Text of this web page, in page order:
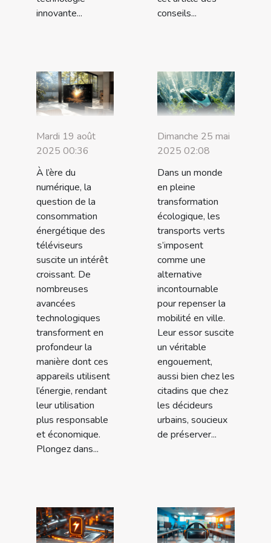
innovante...
conseils...
Mardi 19 août
2025 00:36
À l’ère du
numérique, la
question de la
consommation
énergétique des
téléviseurs
suscite un intérêt
croissant. De
nombreuses
avancées
technologiques
transforment en
profondeur la
manière dont ces
appareils utilisent
l’énergie, rendant
leur utilisation
plus responsable
et économique.
Plongez dans...
Dimanche 25 mai
2025 02:08
Dans un monde
en pleine
transformation
écologique, les
transports verts
s’imposent
comme une
alternative
incontournable
pour repenser la
mobilité en ville.
Leur essor suscite
un véritable
engouement,
aussi bien chez les
citadins que chez
les décideurs
urbains, soucieux
de préserver...